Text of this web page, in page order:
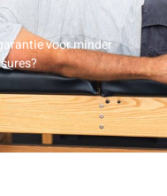
voor minder